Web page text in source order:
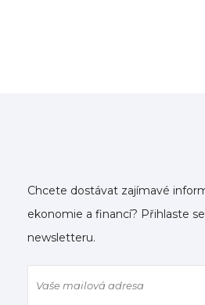
Chcete dostávat zajímavé
ekonomie a financí? Přihlaste
newsletteru.